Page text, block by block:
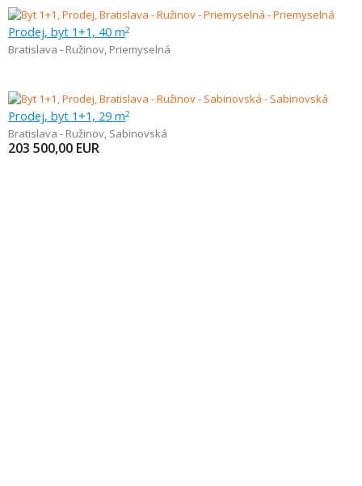
Prodej, byt 1+1, 40 m2
Bratislava - Ružinov, Priemyselná
Prodej, byt 1+1, 29 m2
Bratislava - Ružinov, Sabinovská
203 500,00 EUR